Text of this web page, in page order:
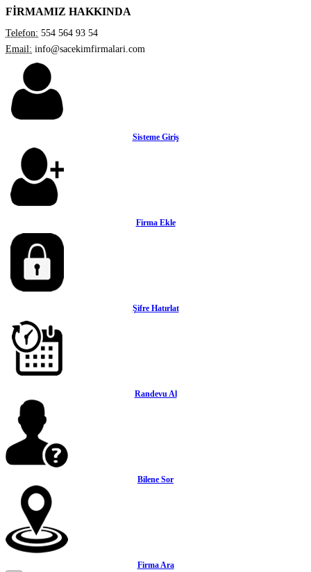
FİRMAMIZ HAKKINDA
Telefon: 554 564 93 54
Email: info@sacekimfirmalari.com
Sisteme Giriş
Firma Ekle
Şifre Hatırlat
Randevu Al
Bilene Sor
Firma Ara